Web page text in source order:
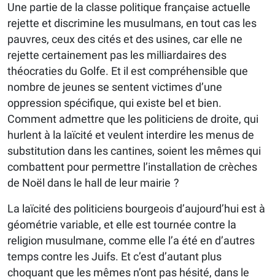
Une partie de la classe politique française actuelle
rejette et discrimine les musulmans, en tout cas les
pauvres, ceux des cités et des usines, car elle ne
rejette certainement pas les milliardaires des
théocraties du Golfe. Et il est compréhensible que
nombre de jeunes se sentent victimes d’une
oppression spécifique, qui existe bel et bien.
Comment admettre que les politiciens de droite, qui
hurlent à la laïcité et veulent interdire les menus de
substitution dans les cantines, soient les mêmes qui
combattent pour permettre l’installation de crèches
de Noël dans le hall de leur mairie ?
La laïcité des politiciens bourgeois d’aujourd’hui est à
géométrie variable, et elle est tournée contre la
religion musulmane, comme elle l’a été en d’autres
temps contre les Juifs. Et c’est d’autant plus
choquant que les mêmes n’ont pas hésité, dans le